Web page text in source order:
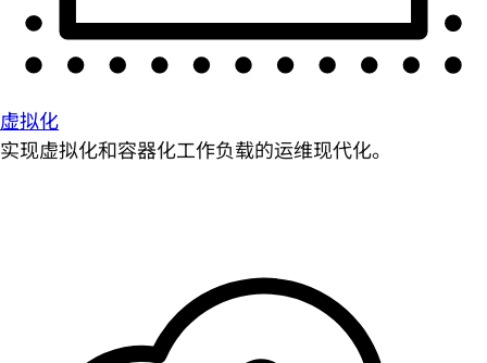
虚拟化
实现虚拟化和容器化工作负载的运维现代化。